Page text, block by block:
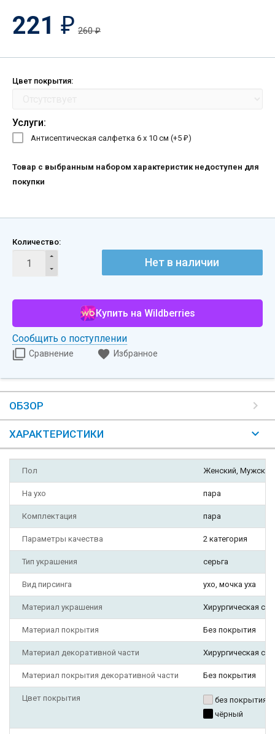
221 ₽ 260₽
Цвет покрытия:
Услуги:
Антисептическая салфетка 6 х 10 см (+5 ₽)
Товар с выбранным набором характеристик недоступен для
покупки
Количество:
Нет в наличии
Купить на Wildberries
Сообщить о поступлении
Сравнение Избранное
ОБЗОР
ХАРАКТЕРИСТИКИ
Пол Женский, Мужской
На ухо пара
Комплектация пара
Параметры качества 2 категория
Тип украшения серьга
Вид пирсинга ухо, мочка уха
Материал украшения Хирургическая
Материал покрытия Без покрытия
Материал декоративной части Хирургическая
Материал покрытия декоративной части Без покрытия
Цвет покрытия
без покрытия
чёрный